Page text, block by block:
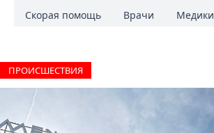
Скорая помощь
Врачи Медики
ПРОИCШЕСТВИЯ